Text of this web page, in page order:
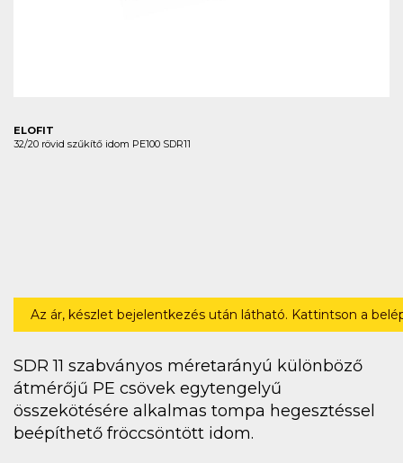
ELOFIT
32/20 rövid szűkítő idom PE100 SDR11
Az ár, készlet bejelentkezés után látható. Kattintson a
SDR 11 szabványos méretarányú különböző
átmérőjű PE csövek egytengelyű
összekötésére alkalmas tompa hegesztéssel
beépíthető fröccsöntött idom.